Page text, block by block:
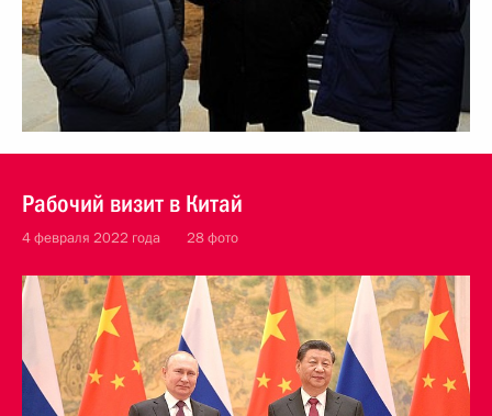
Рабочий визит в Китай
4 февраля 2022 года 28 фото